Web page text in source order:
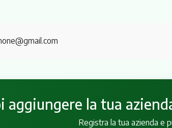
aggiungere la tua
Registra la tua azienda e